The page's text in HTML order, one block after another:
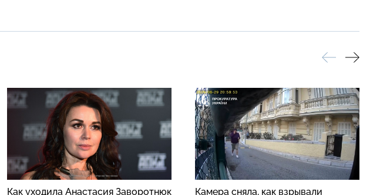
Как уходила Анастасия Заворотнюк
Камера сняла, как взрывали